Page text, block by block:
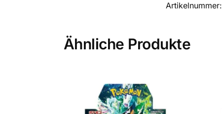
Artikelnummer:
Ähnliche Produkte